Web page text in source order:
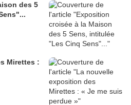
des 5
Mirettes :